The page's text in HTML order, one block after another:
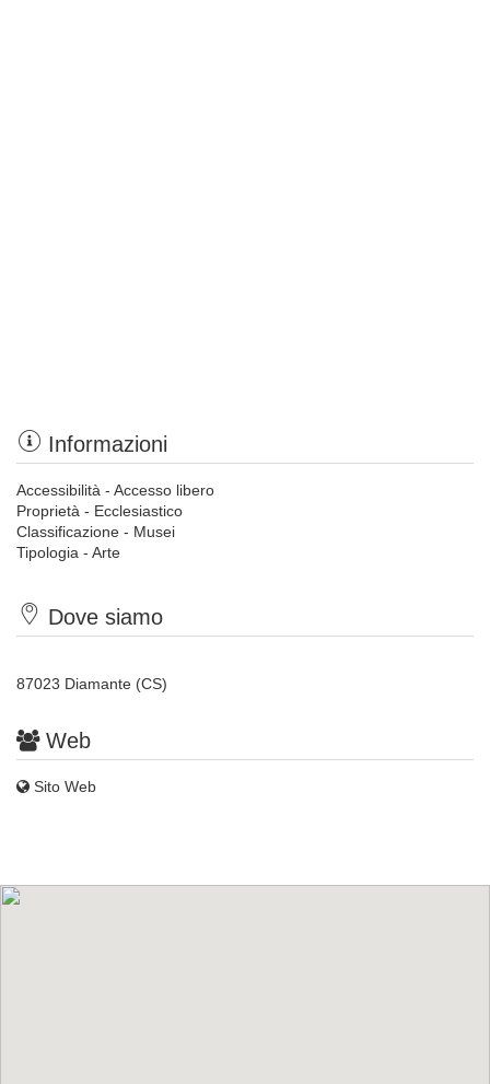
Informazioni
Accessibilità - Accesso libero
Proprietà - Ecclesiastico
Classificazione - Musei
Tipologia - Arte
Dove siamo
87023 Diamante (CS)
Web
Sito Web